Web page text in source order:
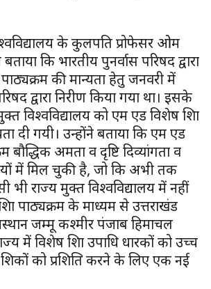
के कुलपति प्रोफेसर ओम
कि भारतीय पुनर्वास परिषद द्वारा
पाठ्यक्रम की मान्यता हेतु जनवरी में
द्वारा निरीक्षण किया गया था। इसके
विश्वविद्यालय को एम एड विशेष शिक्षा
दी गयी। उन्होंने बताया कि एम एड
बौद्धिक अक्षमता व दृष्टि दिव्यांगता व
में मिल चुकी है, जो कि अभी तक
भी राज्य मुक्त विश्वविद्यालय में नहीं
पाठ्यक्रम के माध्यम से उत्तराखंड
जम्मू कश्मीर पंजाब हिमाचल
में विशेष शिक्षा उपाधि धारकों को उच्च
शिक्षकों को प्रशिक्षित करने के लिए एक नई